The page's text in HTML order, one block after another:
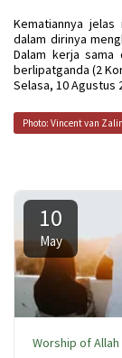
Kematiannya
dalam dirinya
Dalam kerja sama
berlipatganda (2
Selasa, 10 Agustus
Photo: Vincent van
10
May
Worship of Allah